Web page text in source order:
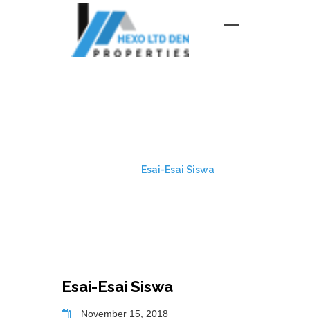
Esai-Esai Siswa
Esai-Esai Siswa
November 15, 2018